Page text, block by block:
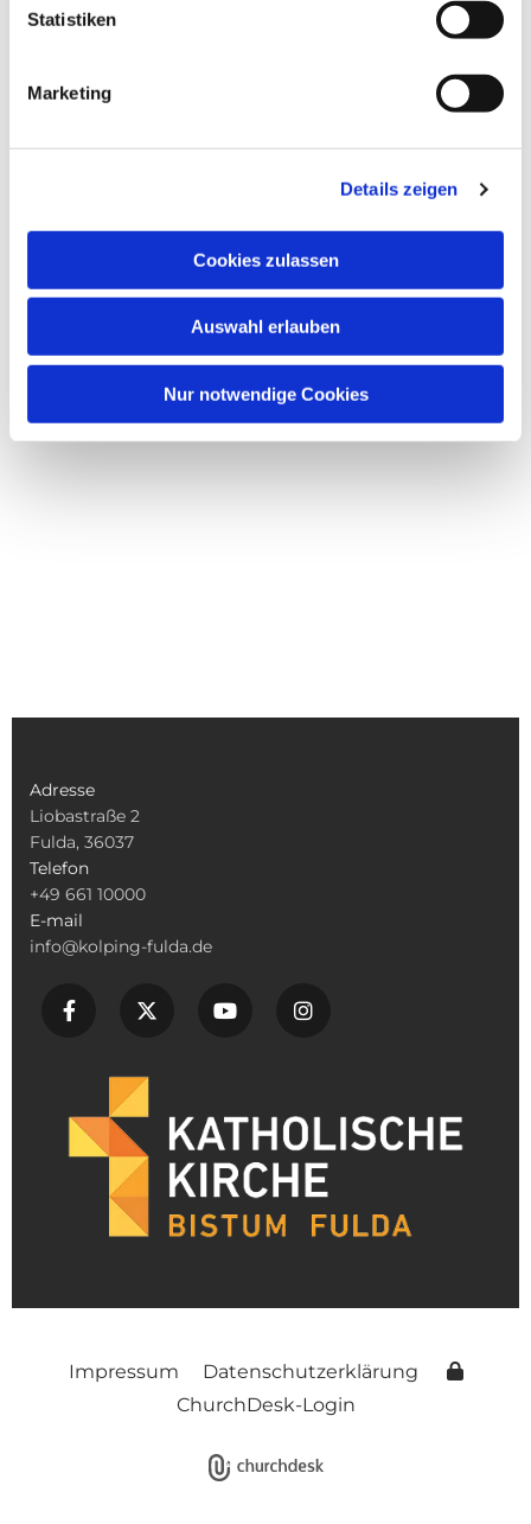
Statistiken
Marketing
Details zeigen
Cookies zulassen
Auswahl erlauben
Nur notwendige Cookies
Dies könnte Sie auch
Adresse
Liobastraße 2
Fulda, 36037
Telefon
+49 661 10000
E-mail
info@kolping-fulda.de
Impressum
Datenschutzerklärung
ChurchDesk-Login